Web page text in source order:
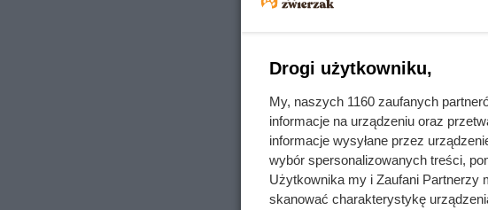
Drogi użytkowniku,
My, naszych 1160 zaufanych
informacje na urządzeniu oraz
informacje wysyłane przez
wybór spersonalizowanych treści,
Użytkownika my i Zaufani Partnerzy
skanować charakterystykę